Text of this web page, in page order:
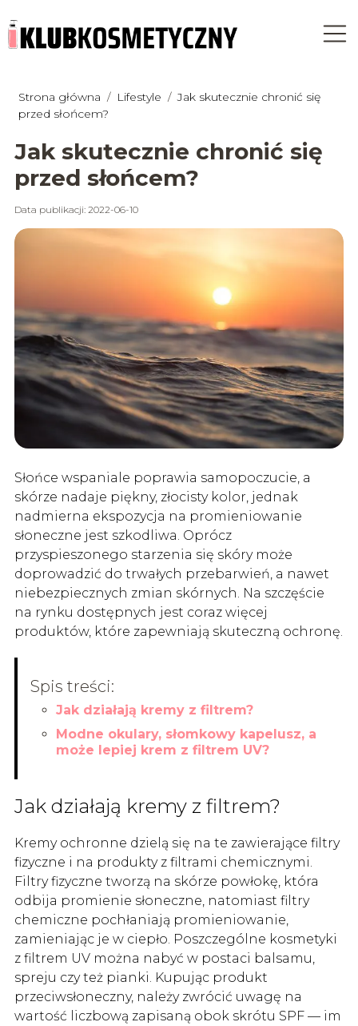
Strona główna / Lifestyle /Jak skutecznie chronić się
przed słońcem?
Jak skutecznie chronić się
przed słońcem?
Data publikacji: 2022-06-10
Słońce wspaniale poprawia samopoczucie, a
skórze nadaje piękny, złocisty kolor, jednak
nadmierna ekspozycja na promieniowanie
słoneczne jest szkodliwa. Oprócz
przyspieszonego starzenia się skóry może
doprowadzić do trwałych przebarwień, a nawet
niebezpiecznych zmian skórnych. Na szczęście
na rynku dostępnych jest coraz więcej
produktów, które zapewniają skuteczną ochronę.
Spis treści:
Jak działają kremy z filtrem?
Modne okulary, słomkowy kapelusz, a
może lepiej krem z filtrem UV?
Jak działają kremy z filtrem?
Kremy ochronne dzielą się na te zawierające filtry
fizyczne i na produkty z filtrami chemicznymi.
Filtry fizyczne tworzą na skórze powłokę, która
odbija promienie słoneczne, natomiast filtry
chemiczne pochłaniają promieniowanie,
zamieniając je w ciepło. Poszczególne kosmetyki
z filtrem UV można nabyć w postaci balsamu,
spreju czy też pianki. Kupując produkt
przeciwsłoneczny, należy zwrócić uwagę na
wartość liczbową zapisaną obok skrótu SPF — im